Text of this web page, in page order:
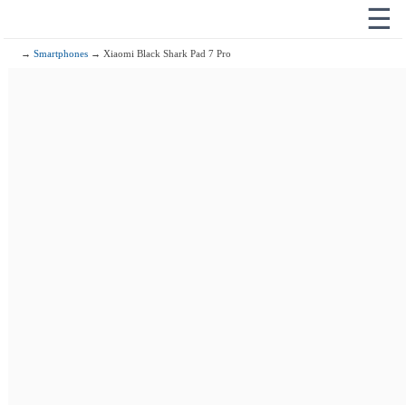
☰
→Smartphones → Xiaomi Black Shark Pad 7 Pro